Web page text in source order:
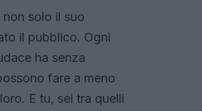
solo il suo
il pubblico. Ogni
ha senza
fare a meno
E tu, sei tra quelli